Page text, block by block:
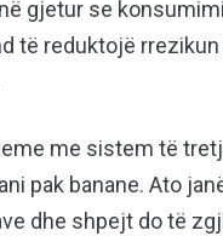
gjetur se
të reduktojë
me sistem të
pak banane. Ato
dhe shpejt do të